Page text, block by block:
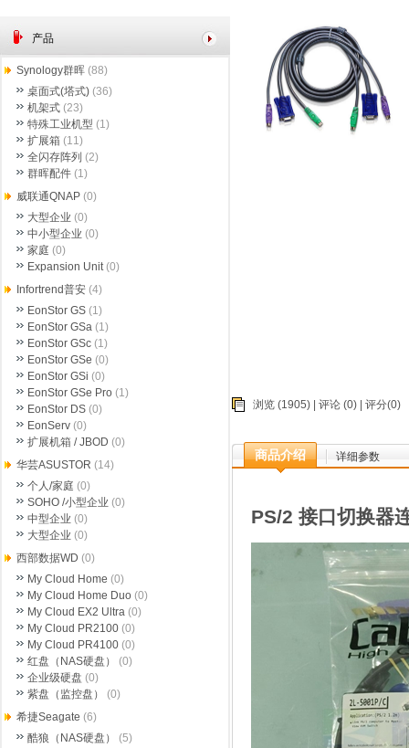
浏览 (1905) | 评论 (0) | 评分(0)
商品介绍 详细参数
PS/2 接口切换器
产品
Synology群晖 (88)
桌面式(塔式) (36)
机架式 (23)
特殊工业机型 (1)
扩展箱 (11)
全闪存阵列 (2)
群晖配件 (1)
威联通QNAP (0)
大型企业 (0)
中小型企业 (0)
家庭 (0)
Expansion Unit(0)
Infortrend普安 (4)
EonStor GS (1)
EonStor GSa (1)
EonStor GSc (1)
EonStor GSe (0)
EonStor GSi (0)
EonStor GSe Pro (1)
EonStor DS (0)
EonServ (0)
扩展机箱 / JBOD (0)
华芸ASUSTOR (14)
个人/家庭 (0)
SOHO /小型企业 (0)
中型企业 (0)
大型企业 (0)
西部数据WD (0)
My Cloud Home (0)
My Cloud Home Duo (0)
My Cloud EX2 Ultra (0)
My Cloud PR2100 (0)
My Cloud PR4100 (0)
红盘（NAS硬盘）
(0)
企业级硬盘 (0)
紫盘（监控盘）
(0)
希捷Seagate (6)
酷狼（NAS硬盘）
(5)